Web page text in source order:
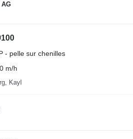
AG
- pelle sur chenilles
m/h
Kayl